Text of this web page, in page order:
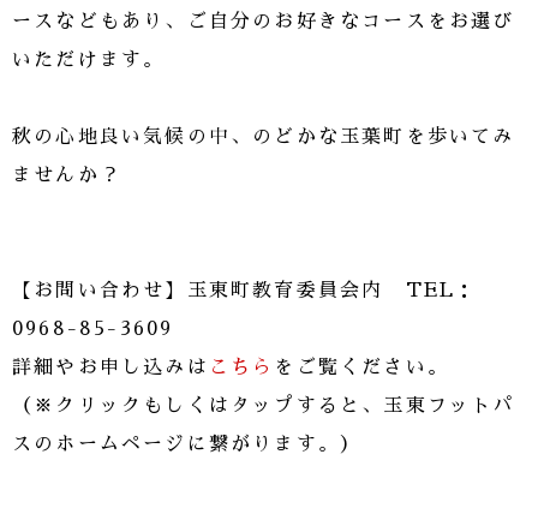
ースなどもあり、ご自分のお好きなコースをお選び
いただけます。
秋の心地良い気候の中、のどかな玉葉町を歩いてみ
ませんか？
【お問い合わせ】玉東町教育委員会内 TEL：
0968-85-3609
詳細やお申し込みは こちら をご覧ください。
（※クリックもしくはタップすると、玉東フットパ
スのホームページに繋がります。）